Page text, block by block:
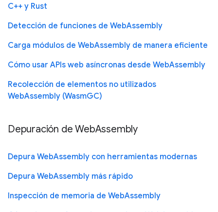
C++ y Rust
Detección de funciones de WebAssembly
Carga módulos de WebAssembly de manera eficiente
Cómo usar APIs web asíncronas desde WebAssembly
Recolección de elementos no utilizados
WebAssembly (WasmGC)
Depuración de WebAssembly
Depura WebAssembly con herramientas modernas
Depura WebAssembly más rápido
Inspección de memoria de WebAssembly